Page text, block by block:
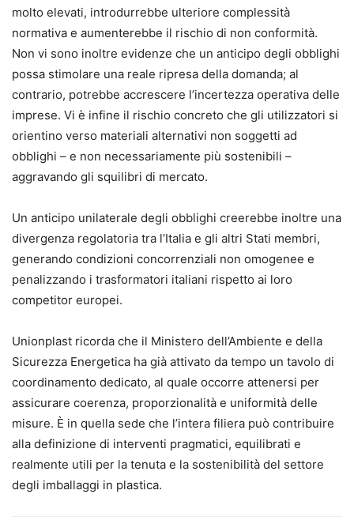
molto elevati, introdurrebbe ulteriore complessità
normativa e aumenterebbe il rischio di non conformità.
Non vi sono inoltre evidenze che un anticipo degli obblighi
possa stimolare una reale ripresa della domanda; al
contrario, potrebbe accrescere l’incertezza operativa delle
imprese. Vi è infine il rischio concreto che gli utilizzatori si
orientino verso materiali alternativi non soggetti ad
obblighi – e non necessariamente più sostenibili –
aggravando gli squilibri di mercato.
Un anticipo unilaterale degli obblighi creerebbe inoltre una
divergenza regolatoria tra l’Italia e gli altri Stati membri,
generando condizioni concorrenziali non omogenee e
penalizzando i trasformatori italiani rispetto ai loro
competitor europei.
Unionplast ricorda che il Ministero dell’Ambiente e della
Sicurezza Energetica ha già attivato da tempo un tavolo di
coordinamento dedicato, al quale occorre attenersi per
assicurare coerenza, proporzionalità e uniformità delle
misure. È in quella sede che l’intera filiera può contribuire
alla definizione di interventi pragmatici, equilibrati e
realmente utili per la tenuta e la sostenibilità del settore
degli imballaggi in plastica.